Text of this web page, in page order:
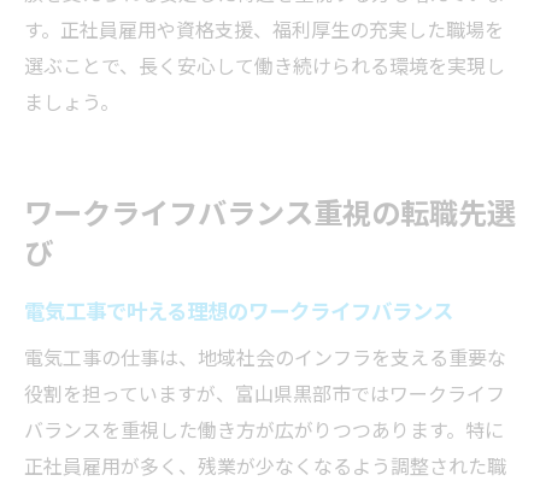
す。正社員雇用や資格支援、福利厚生の充実した職場を
選ぶことで、長く安心して働き続けられる環境を実現し
ましょう。
ワークライフバランス重視の転職先選
び
電気工事で叶える理想のワークライフバランス
電気工事の仕事は、地域社会のインフラを支える重要な
役割を担っていますが、富山県黒部市ではワークライフ
バランスを重視した働き方が広がりつつあります。特に
正社員雇用が多く、残業が少なくなるよう調整された職